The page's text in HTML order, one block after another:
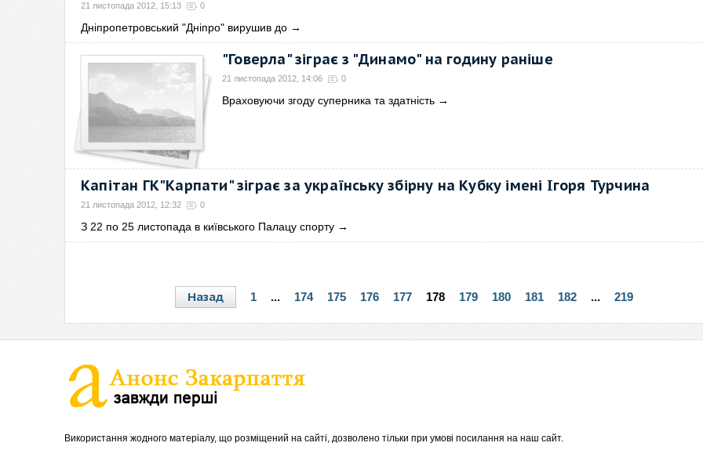
21 листопада 2012, 15:13 0
Дніпропетровський "Дніпро" вирушив до →
"Говерла" зіграє з "Динамо" на годину раніше
21 листопада 2012, 14:06 0
Враховуючи згоду суперника та здатність →
Капітан ГК"Карпати" зіграє за українську збірну на Кубку імені Ігоря Турчина
21 листопада 2012, 12:32 0
З 22 по 25 листопада в київського Палацу спорту →
Назад 1 ... 174 175 176 177 178 179 180 181 182 ... 219
Використання жодного матеріалу, що розміщений на сайті, дозволено тільки при умові посилання на наш сайт.